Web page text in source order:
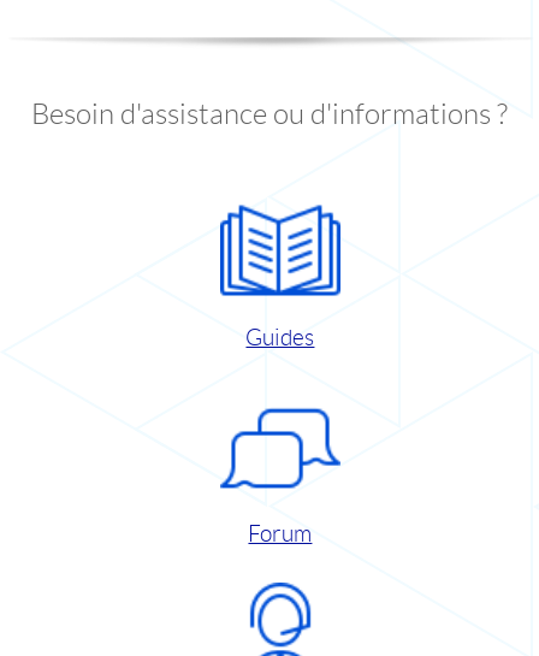
Besoin d'assistance ou d'informations ?
Guides
Forum